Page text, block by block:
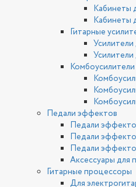
Кабинеты
Кабинеты
Гитарные
Усилители
Усилители
Комбоусилители
Педали эффектов
Педали
Педали
Педали
Аксессуары для
Гитарные процессоры
Для